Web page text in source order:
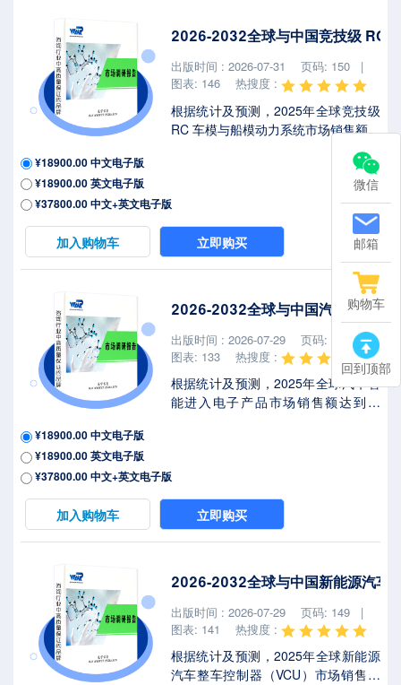
微信
邮箱
购物车
回到顶部
格局带来显著不确定性，本报告将深
入解析最新关税调整及各国应对战略
对车载增强现实抬头显示器市场竞争
态势、区域经济联动及供应链重构的
潜在影响。车...
2026-2032全球与中国竞技级 RC
出版时间 : 2026-07-31
页码: 150 |
图表: 146
热搜度 :
根据统计及预测，2025年全球竞技级
RC 车模与船模动力系统市场销售额达
到了1.69亿美元，预计2032年将达到
2.65亿美元，年复合增长率
（CAGR）为6.7%（2026-2032）。
地区层面来看，中国市场在过去几年
变化较快，2025年市场规模为 百万美
元，约占全球的 %，预计2032年将达
到 百万美元，届时全球占比将达到
%。2025年美国关税政策为全球经济
格局带来显著不确定性，本报告将深
入解析最新关税调整及各国应对战略
对竞技级 RC 车模与船模动力系统市
场竞争态势、区域经济联动及供应链
重...
¥18900.00 中文电子版
¥18900.00 英文电子版
¥37800.00 中文+英文电子版
加入购物车 立即购买
2026-2032全球与中国汽车智能进
出版时间 : 2026-07-29
页码: 134 |
图表: 133
热搜度 :
根据统计及预测，2025年全球汽车智
能进入电子产品市场销售额达到了
地区层面来看，中国市场在过去几年
变化较快，2025年市场规模为 百万美
元，约占全球的 %，预计2032年将达
到 百万美元，届时全球占比将达到
格局带来显著不确定性，本报告将深
入解析最新关税调整及各国应对战略
对汽车智能进入电子产品市场竞争态
势、区域经济联动及供应链重构的潜
在影响。汽车智...
¥18900.00 中文电子版
¥18900.00 英文电子版
¥37800.00 中文+英文电子版
加入购物车 立即购买
2026-2032全球与中国新能源汽车
出版时间 : 2026-07-29
页码: 149 |
图表: 141
热搜度 :
根据统计及预测，2025年全球新能源
汽车整车控制器（VCU）市场销售额